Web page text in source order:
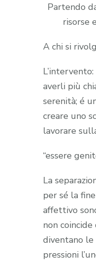
Partendo
risorse
A chi si
averli più
serenità; é
creare uno
lavorare
“essere
La
per sé la
affettivo
non
diventano
pressioni